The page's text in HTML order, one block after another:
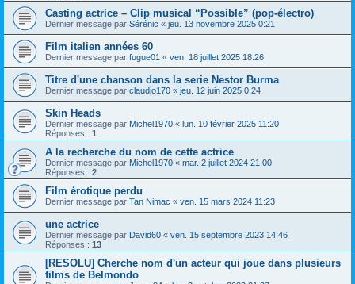
Casting actrice – Clip musical “Possible” (pop-électro)
Dernier message par Sérénic « jeu. 13 novembre 2025 0:21
Film italien années 60
Dernier message par fugue01 « ven. 18 juillet 2025 18:26
Titre d'une chanson dans la serie Nestor Burma
Dernier message par claudio170 « jeu. 12 juin 2025 0:24
Skin Heads
Dernier message par Michel1970 « lun. 10 février 2025 11:20
Réponses : 1
A la recherche du nom de cette actrice
Dernier message par Michel1970 « mar. 2 juillet 2024 21:00
Réponses : 2
Film érotique perdu
Dernier message par Tan Nimac « ven. 15 mars 2024 11:23
une actrice
Dernier message par David60 « ven. 15 septembre 2023 14:46
Réponses : 13
[RESOLU] Cherche nom d'un acteur qui joue dans plusieurs
films de Belmondo